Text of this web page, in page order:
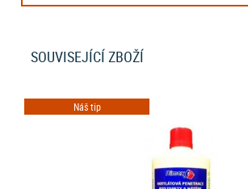
SOUVISEJÍCÍ ZBOŽÍ
Náš tip